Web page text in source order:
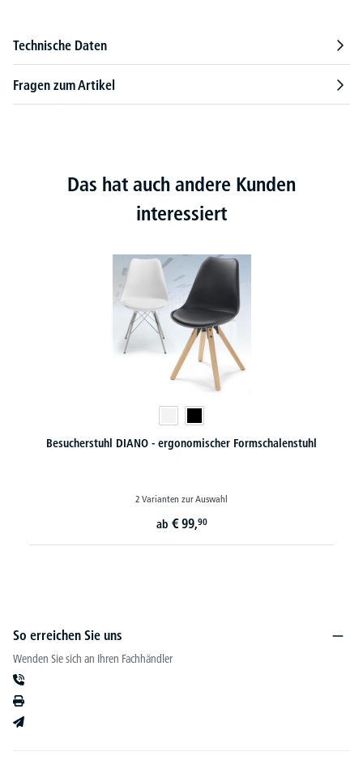
Technische Daten
Fragen zum Artikel
Das hat auch andere Kunden
interessiert
Besucherstuhl DIANO - ergonomischer Formschalenstuhl
2 Varianten zur Auswahl
ab € 99,90
So erreichen Sie uns
Wenden Sie sich an Ihren Fachhändler